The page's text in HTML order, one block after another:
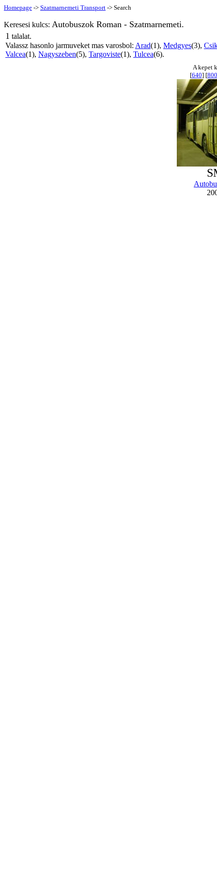
Homepage -> Szatmarnemeti Transport -> Search
Keresesi kulcs: Autobuszok Roman - Szatmarnemeti.
1 talalat.
Valassz hasonlo jarmuveket mas varosbol: Arad(1), Medgyes(3),
Valcea(1), Nagyszeben(5), Targoviste(1), Tulcea(6).
A kepet
[640] [800